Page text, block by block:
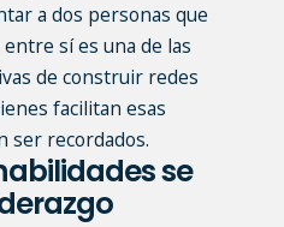
a dos personas que
sí es una de las
de construir redes
facilitan esas
ser recordados.
se